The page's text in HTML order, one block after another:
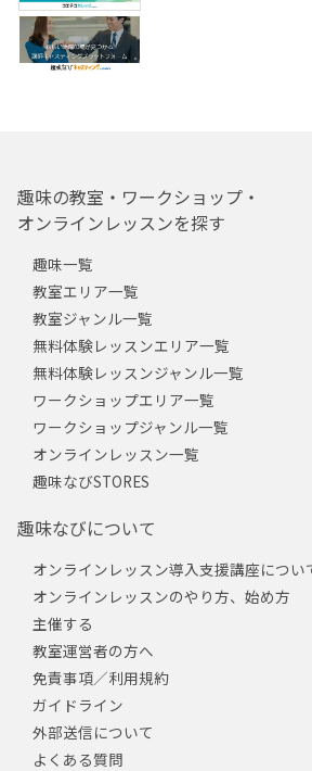
趣味の教室・ワークショップ・
オンラインレッスンを探す
趣味一覧
教室エリア一覧
教室ジャンル一覧
無料体験レッスンエリア一覧
無料体験レッスンジャンル一覧
ワークショップエリア一覧
ワークショップジャンル一覧
オンラインレッスン一覧
趣味なびSTORES
趣味なびについて
オンラインレッスン導入支援講座につい
オンラインレッスンのやり方、始め方
主催する
教室運営者の方へ
免責事項／利用規約
ガイドライン
外部送信について
よくある質問